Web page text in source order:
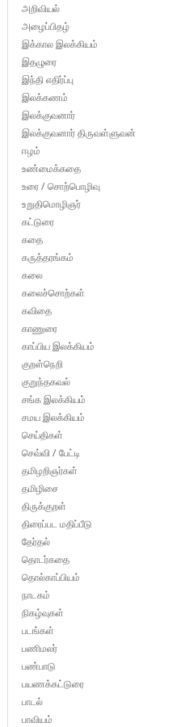
அறிவியல்
அழைப்பிதழ்
இக்கால இலக்கியம்
இதழுரை
இந்தி எதிர்ப்பு
இலக்கணம்
இலக்குவனார்
இலக்குவனார் திருவள்ளுவன்
ஈழம்
உண்மைக்கதை
உரை / சொற்பொழிவு
உறுதிமொழிஞர்
கட்டுரை
கதை
கருத்தரங்கம்
கலை
கலைச்சொற்கள்
கவிதை
காணுரை
காப்பிய இலக்கியம்
குறள்நெறி
குறுந்தகவல்
சங்க இலக்கியம்
சமய இலக்கியம்
செய்திகள்
செவ்வி / பேட்டி
தமிழறிஞர்கள்
தமிழிசை
திருக்குறள்
திரைப்பட மதிப்பீடு
தேர்தல்
தொடர்கதை
தொல்காப்பியம்
நாடகம்
நிகழ்வுகள்
படங்கள்
பணிமலர்
பண்பாடு
பயணக்கட்டுரை
பாடல்
பாவியம்